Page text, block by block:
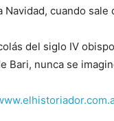
Navidad, cuando sale
del siglo IV
Bari, nunca se